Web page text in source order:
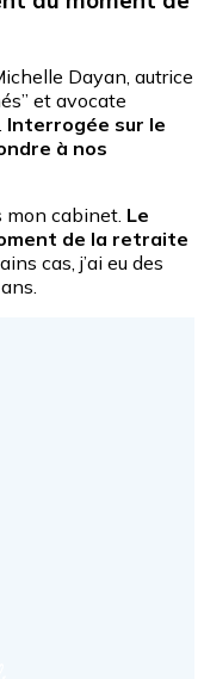
Dayan, autrice
et avocate
Interrogée sur le
à nos
mon cabinet. Le
de la retraite
cas, j’ai eu des